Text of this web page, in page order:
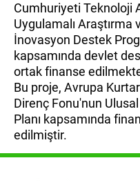
Cumhuriyeti Teknoloji
Uygulamalı Araştırma
İnovasyon Destek
kapsamında devlet
ortak finanse
Bu proje, Avrupa
Direnç Fonu'nun
Planı kapsamında
edilmiştir.